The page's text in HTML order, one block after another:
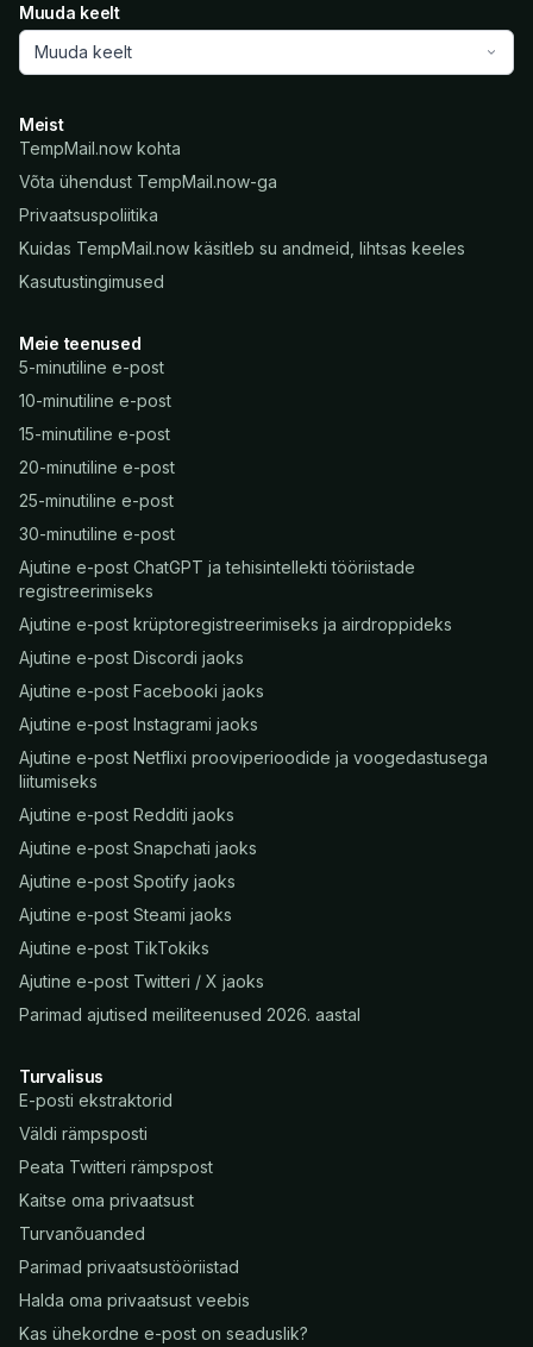
Muuda keelt
Muuda keelt
Meist
TempMail.now kohta
Võta ühendust TempMail.now-ga
Privaatsuspoliitika
Kuidas TempMail.now käsitleb su andmeid, lihtsas keeles
Kasutustingimused
Meie teenused
5-minutiline e-post
10-minutiline e-post
15-minutiline e-post
20-minutiline e-post
25-minutiline e-post
30-minutiline e-post
Ajutine e-post ChatGPT ja tehisintellekti tööriistade
registreerimiseks
Ajutine e-post krüptoregistreerimiseks ja airdroppideks
Ajutine e-post Discordi jaoks
Ajutine e-post Facebooki jaoks
Ajutine e-post Instagrami jaoks
Ajutine e-post Netflixi prooviperioodide ja voogedastusega
liitumiseks
Ajutine e-post Redditi jaoks
Ajutine e-post Snapchati jaoks
Ajutine e-post Spotify jaoks
Ajutine e-post Steami jaoks
Ajutine e-post TikTokiks
Ajutine e-post Twitteri / X jaoks
Parimad ajutised meiliteenused 2026. aastal
Turvalisus
E-posti ekstraktorid
Väldi rämpsposti
Peata Twitteri rämpspost
Kaitse oma privaatsust
Turvanõuanded
Parimad privaatsustööriistad
Halda oma privaatsust veebis
Kas ühekordne e-post on seaduslik?